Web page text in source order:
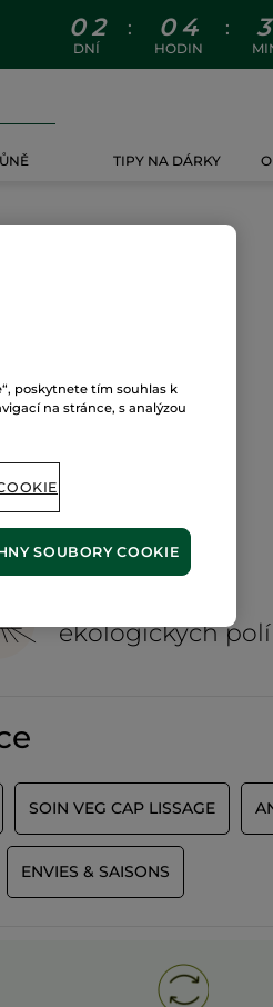
0 2
DNÍ
: 0 4
HODIN
: 3
TIPY NA DÁRKY
ekologických polí
SOIN VEG CAP LISSAGE
ENVIES & SAISONS
poskytnete tím souhlas k
na stránce, s analýzou
SOUBORY COOKIE